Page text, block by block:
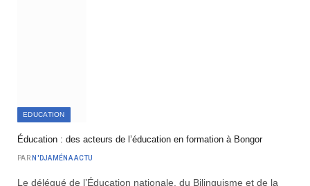
EDUCATION
Éducation : des acteurs de l’éducation en formation à Bongor
PAR N'DJAMÉNA ACTU
Le délégué de l’Éducation nationale, du Bilinguisme et de la